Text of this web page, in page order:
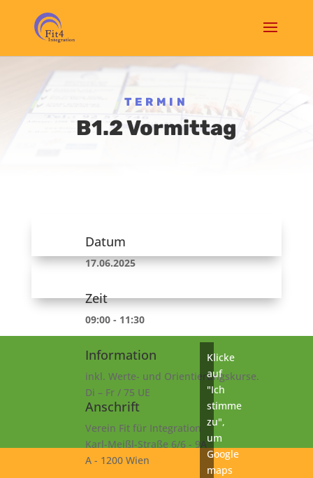
TERMIN
B1.2 Vormittag
Datum
17.06.2025
Zeit
09:00 - 11:30
Information
inkl. Werte- und Orientierungskurse.
Di – Fr / 75 UE
Anschrift
Verein Fit für Integration
Karl-Meißl-Straße 6/6 - 9A
A - 1200 Wien
Klicke
auf
"Ich
stimme
zu",
um
Google
maps